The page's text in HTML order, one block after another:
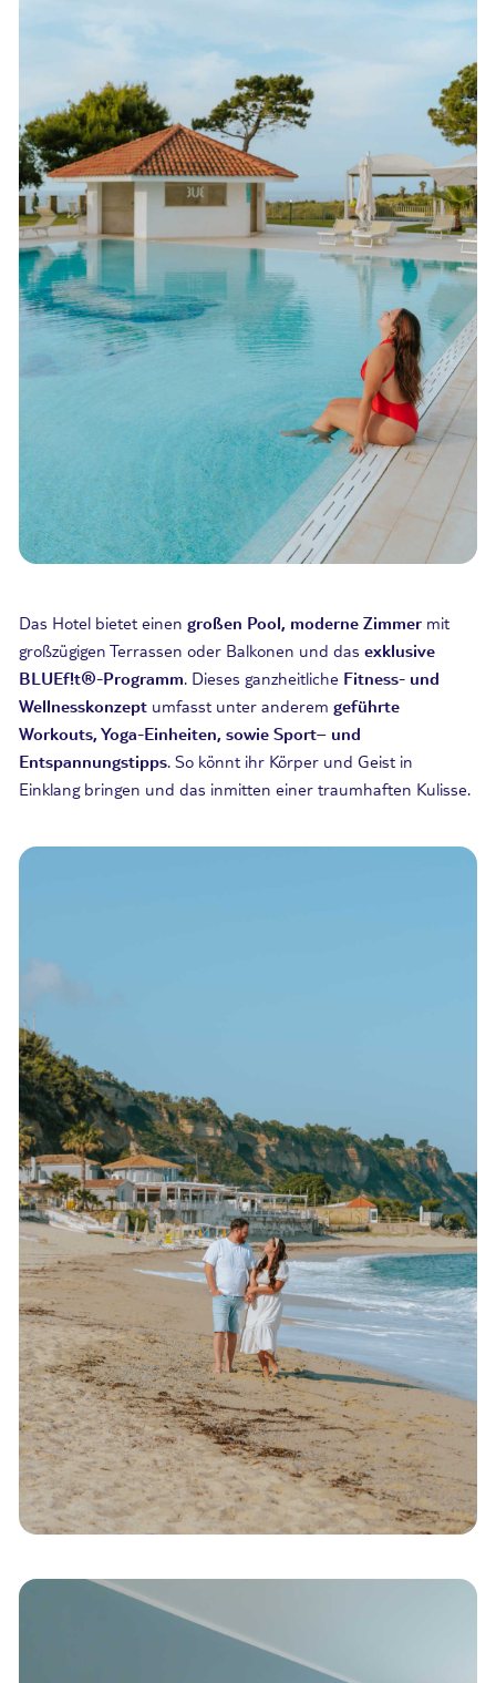
Das Hotel bietet einen großen Pool, moderne Zimmer mit
großzügigen Terrassen oder Balkonen und das exklusive
BLUEf!t®-Programm. Dieses ganzheitliche Fitness- und
Wellnesskonzept umfasst unter anderem geführte
Workouts, Yoga-Einheiten, sowie Sport– und
Entspannungstipps. So könnt ihr Körper und Geist in
Einklang bringen und das inmitten einer traumhaften Kulisse.